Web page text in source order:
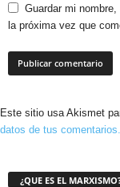
Guardar mi
la próxima vez que
Este sitio usa Akismet
datos de tus comentarios.
¿QUE ES EL